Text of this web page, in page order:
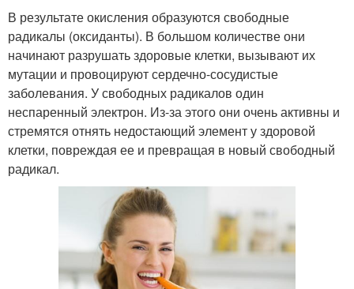
В результате окисления образуются свободные
радикалы (оксиданты). В большом количестве они
начинают разрушать здоровые клетки, вызывают их
мутации и провоцируют сердечно-сосудистые
заболевания. У свободных радикалов один
неспаренный электрон. Из-за этого они очень активны и
стремятся отнять недостающий элемент у здоровой
клетки, повреждая ее и превращая в новый свободный
радикал.